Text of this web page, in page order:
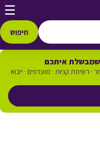
☰
חיפוש
איתכם
· רשימת קניות · מועדפים · ייבוא